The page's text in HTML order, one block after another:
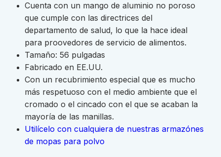
Cuenta con un mango de aluminio no poroso
que cumple con las directrices del
departamento de salud, lo que la hace ideal
para proovedores de servicio de alimentos.
Tamaño: 56 pulgadas
Fabricado en EE.UU.
Con un recubrimiento especial que es mucho
más respetuoso con el medio ambiente que el
cromado o el cincado con el que se acaban la
mayoría de las manillas.
Utilícelo con cualquiera de nuestras armazónes
de mopas para polvo